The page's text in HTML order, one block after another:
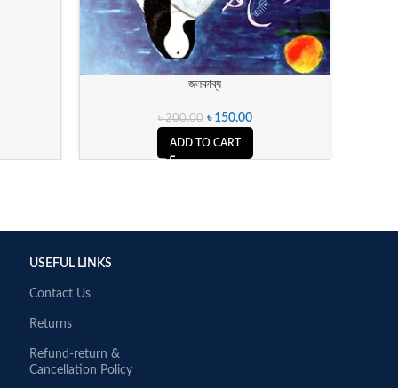
জলকাব্য
৳200.00 ৳ 150.00
ADD TO CART
USEFUL LINKS
Contact Us
Returns
Refund-return &
Cancellation Policy